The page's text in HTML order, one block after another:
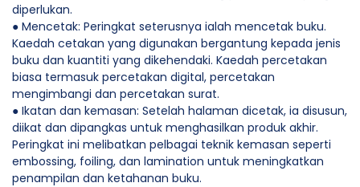
diperlukan.
● Mencetak: Peringkat seterusnya ialah mencetak buku.
Kaedah cetakan yang digunakan bergantung kepada jenis
buku dan kuantiti yang dikehendaki. Kaedah percetakan
biasa termasuk percetakan digital, percetakan
mengimbangi dan percetakan surat.
● Ikatan dan kemasan: Setelah halaman dicetak, ia disusun,
diikat dan dipangkas untuk menghasilkan produk akhir.
Peringkat ini melibatkan pelbagai teknik kemasan seperti
embossing, foiling, dan lamination untuk meningkatkan
penampilan dan ketahanan buku.